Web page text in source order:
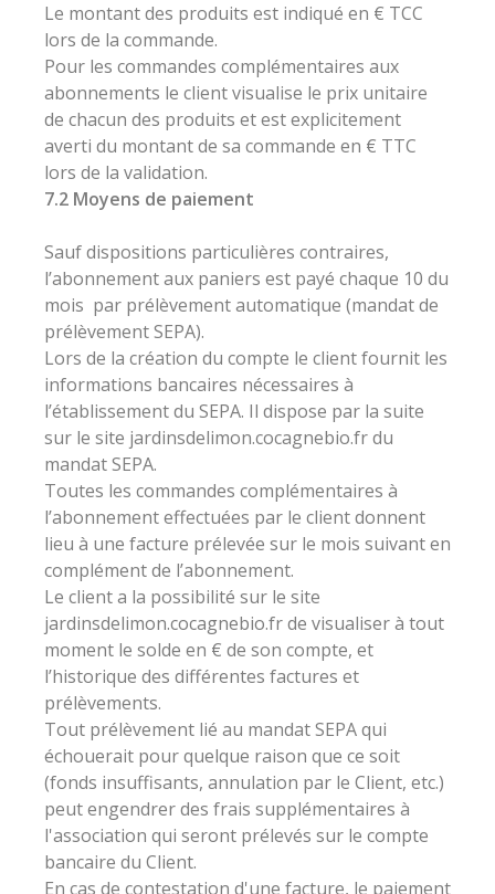
Le montant des produits est indiqué en € TCC
lors de la commande.
Pour les commandes complémentaires aux
abonnements le client visualise le prix unitaire
de chacun des produits et est explicitement
averti du montant de sa commande en € TTC
lors de la validation.
7.2 Moyens de paiement
Sauf dispositions particulières contraires,
l’abonnement aux paniers est payé chaque 10 du
mois par prélèvement automatique (mandat de
prélèvement SEPA).
Lors de la création du compte le client fournit les
informations bancaires nécessaires à
l’établissement du SEPA. Il dispose par la suite
sur le site jardinsdelimon.cocagnebio.fr du
mandat SEPA.
Toutes les commandes complémentaires à
l’abonnement effectuées par le client donnent
lieu à une facture prélevée sur le mois suivant en
complément de l’abonnement.
Le client a la possibilité sur le site
jardinsdelimon.cocagnebio.fr de visualiser à tout
moment le solde en € de son compte, et
l’historique des différentes factures et
prélèvements.
Tout prélèvement lié au mandat SEPA qui
échouerait pour quelque raison que ce soit
(fonds insuffisants, annulation par le Client, etc.)
peut engendrer des frais supplémentaires à
l'association qui seront prélevés sur le compte
bancaire du Client.
En cas de contestation d'une facture, le paiement